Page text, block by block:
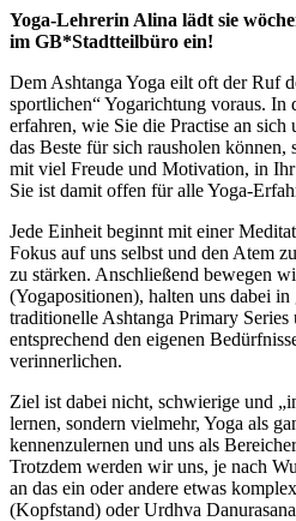
Yoga-Lehrerin Alina lädt sie
im GB*Stadtteilbüro ein!
Dem Ashtanga Yoga eilt oft der Ruf
sportlichen“ Yogarichtung voraus. In
erfahren, wie Sie die Practise an sich
das Beste für sich rausholen können,
mit viel Freude und Motivation, in
Sie ist damit offen für alle Yoga-
Jede Einheit beginnt mit einer
Fokus auf uns selbst und den Atem
zu stärken. Anschließend bewegen
(Yogapositionen), halten uns dabei
traditionelle Ashtanga Primary Series
entsprechend den eigenen
verinnerlichen.
Ziel ist dabei nicht, schwierige und
lernen, sondern vielmehr, Yoga als
kennenzulernen und uns als
Trotzdem werden wir uns, je nach
an das ein oder andere etwas
(Kopfstand) oder Urdhva